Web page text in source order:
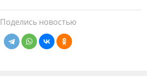
Поделись новостью